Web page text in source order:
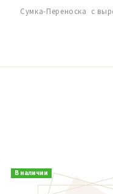
Сумка-Переноска с
В наличии